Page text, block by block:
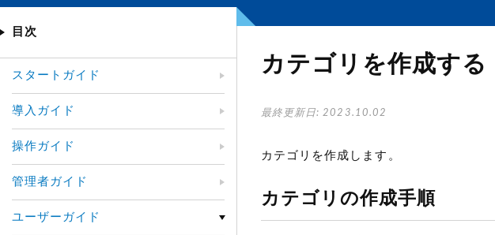
カテゴリを作成する
最終更新日: 2023.10.02
カテゴリを作成します。
カテゴリの作成手順
目次
スタートガイド
導入ガイド
操作ガイド
管理者ガイド
ユーザーガイド